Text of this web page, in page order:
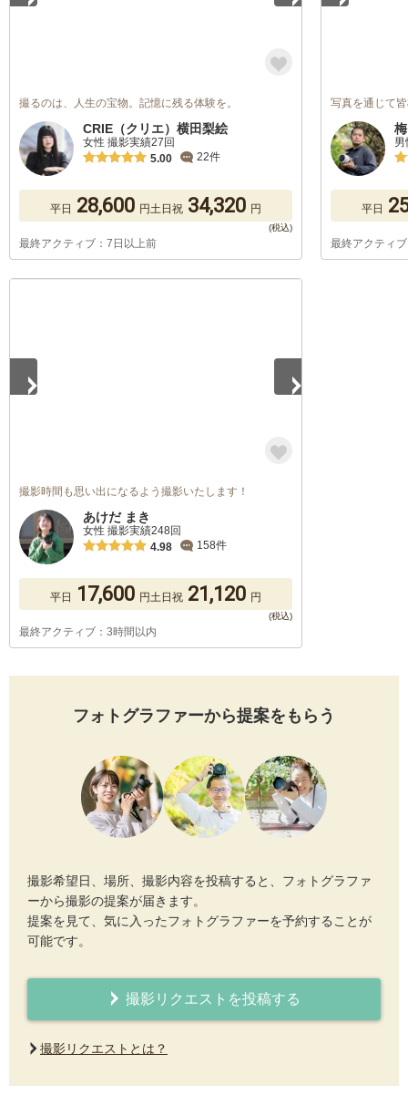
撮るのは、人生の宝物。記憶に残る体験を。
CRIE（クリエ）横田梨絵
女性 撮影実績27回
5.00
22件
平日 28,600 円土日祝 34,320 円
最終アクティブ：7日以上前
写真を通じて
男
平日
最終アクティ
撮影時間も思い出になるよう撮影いたします！
あけだ まき
女性 撮影実績248回
4.98
158件
平日 17,600 円土日祝 21,120 円
最終アクティブ：3時間以内
フォトグラファーから提案をもらう
撮影希望日、場所、撮影内容を投稿すると、フォトグラファ
ーから撮影の提案が届きます。
提案を見て、気に入ったフォトグラファーを予約することが
可能です。
撮影リクエストを投稿する
撮影リクエストとは？